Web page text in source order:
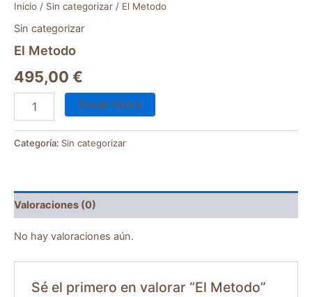
Inicio / Sin categorizar / El Metodo
Sin categorizar
El Metodo
495,00 €
Enviar Ahora
Categoría: Sin categorizar
Valoraciones (0)
No hay valoraciones aún.
Sé el primero en valorar “El Metodo”